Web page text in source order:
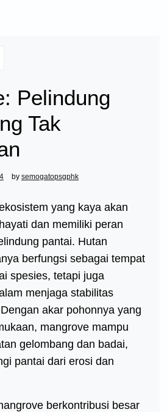
Pelindung
Tak
by semogatopsgphk
yang kaya akan
dan memiliki peran
pantai. Hutan
berfungsi sebagai tempat
spesies, tetapi juga
menjaga stabilitas
akar pohonnya yang
mangrove mampu
gelombang dan badai,
pantai dari erosi dan
berkontribusi besar